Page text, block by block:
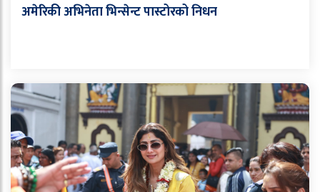
अमेरिकी अभिनेता भिन्सेन्ट पास्टोरको निधन